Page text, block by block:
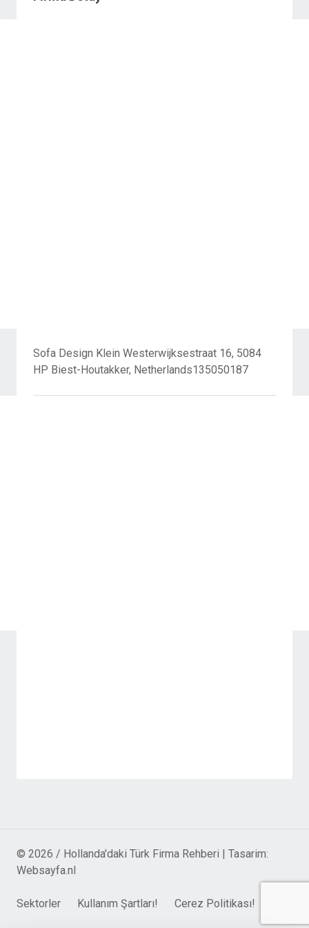
Sofa Design Klein Westerwijksestraat 16, 5084
HP Biest-Houtakker, Netherlands135050187
© 2026 / Hollanda'daki Türk Firma Rehberi | Tasarim:
Websayfa.nl
Sektorler Kullanım Şartları! Cerez Politikası!